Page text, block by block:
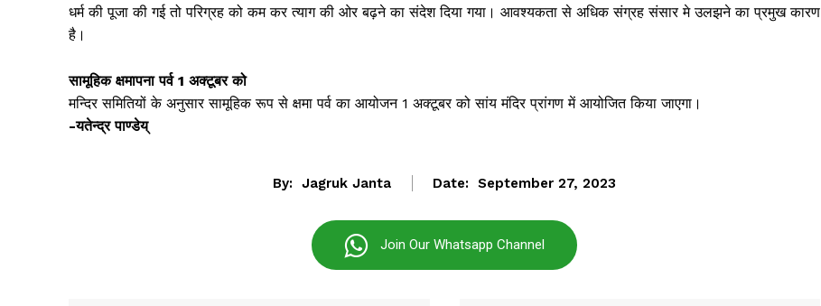
SUBSCRIBE NOW
My account
धर्म की पूजा की गई तो परिग्रह को कम कर त्याग की ओर बढ़ने का संदेश दिया गया। आवश्यकता से अधिक संग्रह संसार मे उलझने का प्रमुख कारण
है।
सामूहिक क्षमापना पर्व 1 अक्टूबर को
मन्दिर समितियों के अनुसार सामूहिक रूप से क्षमा पर्व का आयोजन 1 अक्टूबर को सांय मंदिर प्रांगण में आयोजित किया जाएगा।
-यतेन्द्र पाण्डेय्
By: Jagruk Janta Date: September 27, 2023
Join Our Whatsapp Channel